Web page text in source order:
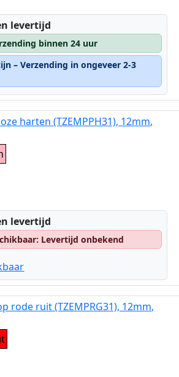
levertijd
binnen 24 uur
– Verzending in ongeveer 2-3
harten (TZEMPPH31), 12mm,
levertijd
Levertijd onbekend
rode ruit (TZEMPRG31), 12mm,